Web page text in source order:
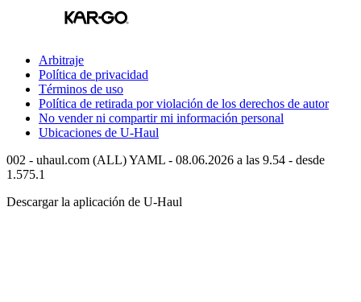
Arbitraje
Política de privacidad
Términos de uso
Política de retirada por violación de los derechos de autor
No vender ni compartir mi información personal
Ubicaciones de U-Haul
002 - uhaul.com (ALL) YAML - 08.06.2026 a las 9.54 - desde
1.575.1
Descargar la aplicación de U-Haul